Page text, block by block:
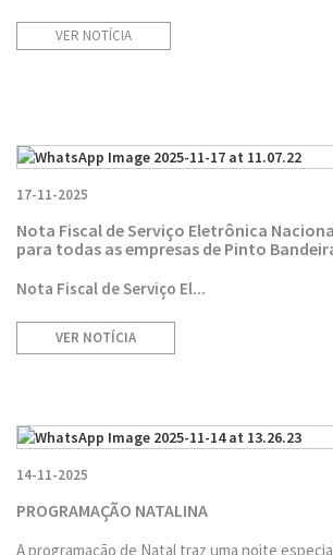
VER NOTÍCIA
17-11-2025
Nota Fiscal de Serviço Eletrônica
para todas as empresas de Pinto
Nota Fiscal de Serviço El...
VER NOTÍCIA
14-11-2025
PROGRAMAÇÃO NATALINA
A programação de Natal traz uma noite